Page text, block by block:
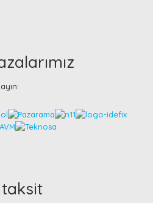
taksit